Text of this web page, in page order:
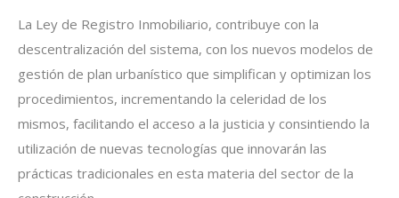
La Ley de Registro Inmobiliario, contribuye con la
descentralización del sistema, con los nuevos modelos de
gestión de plan urbanístico que simplifican y optimizan los
procedimientos, incrementando la celeridad de los
mismos, facilitando el acceso a la justicia y consintiendo la
utilización de nuevas tecnologías que innovarán las
prácticas tradicionales en esta materia del sector de la